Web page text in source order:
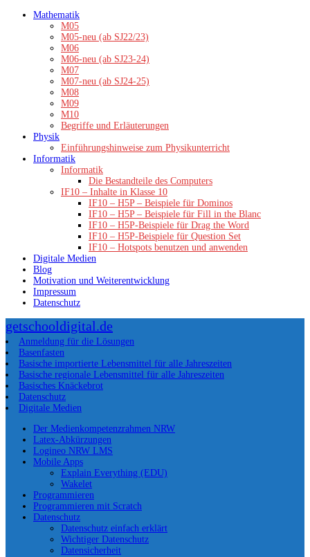
Zum
Mathematik
M05
M05-neu (ab SJ22/23)
M06
M06-neu (ab SJ23-24)
M07
M07-neu (ab SJ24-25)
M08
M09
M10
Begriffe und Erläuterungen
Physik
Einführungshinweise zum Physikunterricht
Informatik
Informatik
Die Bestandteile des Computers
IF10 – Inhalte in Klasse 10
IF10 – H5P – Beispiele für Dominos
IF10 – H5P – Beispiele für Fill in the Blanc
IF10 – H5P-Beispiele für Drag the Word
IF10 – H5P-Beispiele für Question Set
IF10 – Hotspots benutzen und anwenden
Digitale Medien
Blog
Motivation und Weiterentwicklung
Impressum
Datenschutz
getschooldigital.de
Anmeldung für die Lösungen
Basenfasten
Basische importierte Lebensmittel für alle Jahreszeiten
Basische regionale Lebensmittel für alle Jahreszeiten
Basisches Knäckebrot
Datenschutz
Digitale Medien
Der Medienkompetenzrahmen NRW
Latex-Abkürzungen
Logineo NRW LMS
Mobile Apps
Explain Everything (EDU)
Wakelet
Programmieren
Programmieren mit Scratch
Datenschutz
Datenschutz einfach erklärt
Wichtiger Datenschutz
Datensicherheit